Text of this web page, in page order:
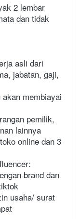
2 lembar
dan tidak
asli dari
jabatan, gaji,
membiayai
pemilik,
lainnya
online dan 3
brand dan
usaha/ surat